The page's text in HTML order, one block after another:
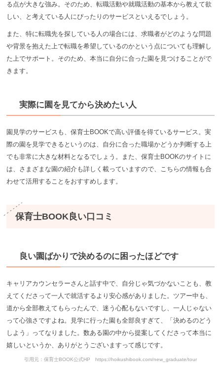
る点が大きな強み。そのため、転職活動や就職活動の基本から教えて欲
しい、と考えている人にぴったりのサービスといえるでしょう。
また、特に転職先を探している人の場合には、求職者がどのような問題
や背景を抱えた上で転職を希望しているのかという点についても理解し
た上でサポート。そのため、本当に自分に合った園を見つけることがで
きます。
実際に園を見てから決めたい人
園見学のサービスも、保育士BOOKで高い評価を得ているサービス。実
際の園を見学できるというのは、自分に合った職場かどうか判断する上
でも非常に大きな材料となるでしょう。また、保育士BOOKのサイトに
は、さまざまな園の紹介も詳しく載っていますので、こちらの情報も合
わせて活用することをおすすめします。
保育士BOOK良い口コミ
良い園ばかりで決めるのに困ったほどです
キャリアカウンセラーさんと話す中で、自分じゃ気づかないことも、教
えてくださって一人で就活するより安心感がありました。ツアー中も、
道から全部教えてもらったんで、迷う心配もないですし、一人じゃない
って心強さですよね。見学に行った園も全部良すぎて、「決めるのどう
しよう」ってなりました。数ある園の中から提案してくださって本当に
嬉しいというか、ありがとうございますって感じです。
引用元：保育士BOOK公式HP https://hoikushibook.com/new_graduate/tour